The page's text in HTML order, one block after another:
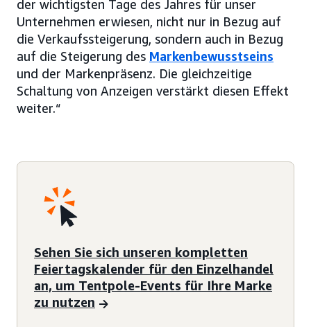
der wichtigsten Tage des Jahres für unser
Unternehmen erwiesen, nicht nur in Bezug auf
die Verkaufssteigerung, sondern auch in Bezug
auf die Steigerung des Markenbewusstseins
und der Markenpräsenz. Die gleichzeitige
Schaltung von Anzeigen verstärkt diesen Effekt
weiter.“
Sehen Sie sich unseren kompletten
Feiertagskalender für den Einzelhandel
an, um Tentpole-Events für Ihre Marke
zu nutzen